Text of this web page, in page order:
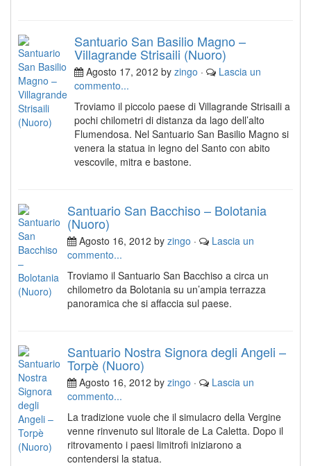
Santuario San Basilio Magno –
Villagrande Strisaili (Nuoro)
Agosto 17, 2012 by zingo ·
Lascia un
commento...
Troviamo il piccolo paese di Villagrande Strisaili a
pochi chilometri di distanza da lago dell’alto
Flumendosa. Nel Santuario San Basilio Magno si
venera la statua in legno del Santo con abito
vescovile, mitra e bastone.
Santuario San Bacchiso – Bolotania
(Nuoro)
Agosto 16, 2012 by zingo ·
Lascia un
commento...
Troviamo il Santuario San Bacchiso a circa un
chilometro da Bolotania su un’ampia terrazza
panoramica che si affaccia sul paese.
Santuario Nostra Signora degli Angeli –
Torpè (Nuoro)
Agosto 16, 2012 by zingo ·
Lascia un
commento...
La tradizione vuole che il simulacro della Vergine
venne rinvenuto sul litorale de La Caletta. Dopo il
ritrovamento i paesi limitrofi iniziarono a
contendersi la statua.